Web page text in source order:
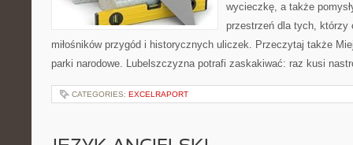
wycieczkę, a także
przestrzeń dla tych, którzy
miłośników przygód i historycznych uliczek. Przeczytaj także
parki narodowe. Lubelszczyzna potrafi zaskakiwać: raz kusi
CATEGORIES: EXCELRAPORT